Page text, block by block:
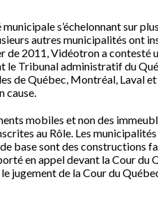
s’échelonnant sur plus
autres municipalités ont
de 2011, Vidéotron a contesté
le Tribunal administratif du
de Québec, Montréal, Laval
cause.
mobiles et non des
au Rôle. Les
base sont des constructions
en appel devant la Cour du
jugement de la Cour du